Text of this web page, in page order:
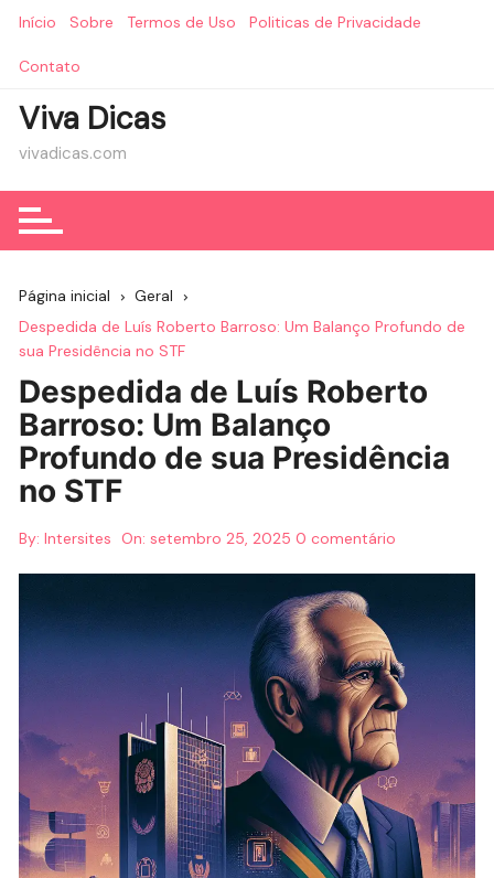
Início Sobre Termos de Uso Politicas de Privacidade
Contato
Viva Dicas
vivadicas.com
Página inicial
Geral
Despedida de Luís Roberto Barroso: Um Balanço Profundo de
sua Presidência no STF
Despedida de Luís Roberto
Barroso: Um Balanço
Profundo de sua Presidência
no STF
By: Intersites On:setembro 25, 2025 0 comentário